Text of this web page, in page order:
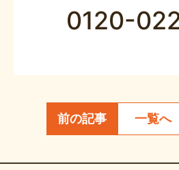
0120-
前の記事 一覧へ